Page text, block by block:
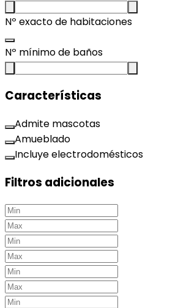
Nº exacto de habitaciones
Nº mínimo de baños
Características
Admite mascotas
Amueblado
Incluye electrodomésticos
Filtros adicionales